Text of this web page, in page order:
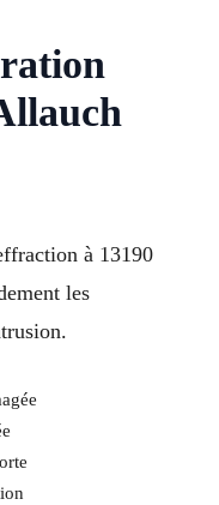
à 13190
les